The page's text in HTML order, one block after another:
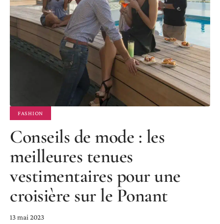
FASHION
Conseils de mode : les
meilleures tenues
vestimentaires pour une
croisière sur le Ponant
13 mai 2023